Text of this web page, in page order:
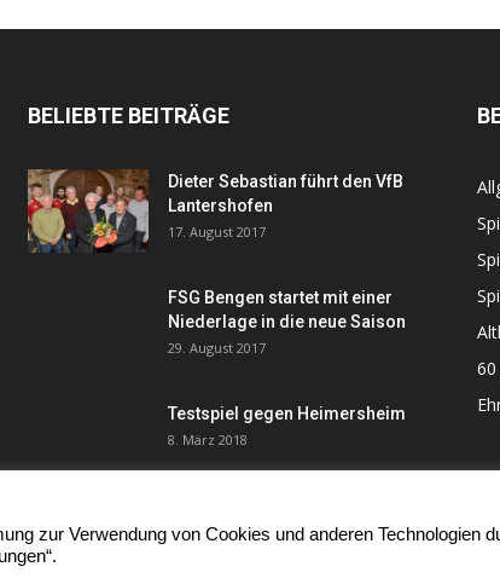
BELIEBTE BEITRÄGE
Dieter Sebastian führt den VfB
Lantershofen
17. August 2017
FSG Bengen startet mit einer
Niederlage in die neue Saison
29. August 2017
Testspiel gegen Heimersheim
8. März 2018
zur Verwendung von Cookies und anderen Technologien